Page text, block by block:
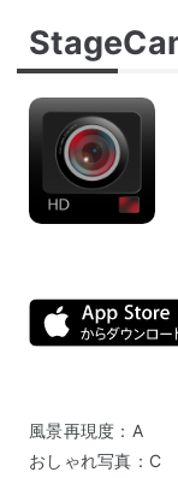
風景再現度：A
おしゃれ写真：C